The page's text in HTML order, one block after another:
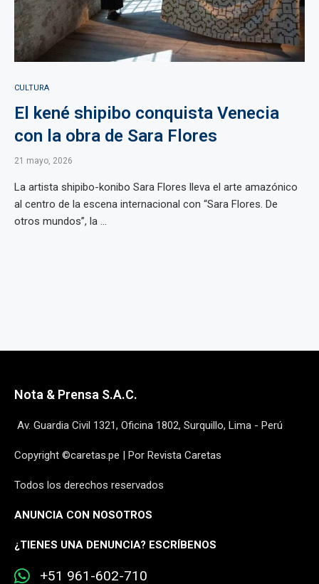
CULTURA
El kené shipibo conquista Venecia
con la obra de Sara Flores
21 mayo, 2026
La artista shipibo-konibo Sara Flores lleva el arte amazónico
al centro de la escena internacional con “Sara Flores. De
otros mundos”, la ...
Nota & Prensa S.A.C.
Av. Guardia Civil 1321, Oficina 1802, Surquillo, Lima - Perú
Copyright ©caretas.pe | Por Revista Caretas
Todos los derechos reservados
ANUNCIA CON NOSOTROS
¿TIENES UNA DENUNCIA? ESCRÍBENOS
+51 961-602-710